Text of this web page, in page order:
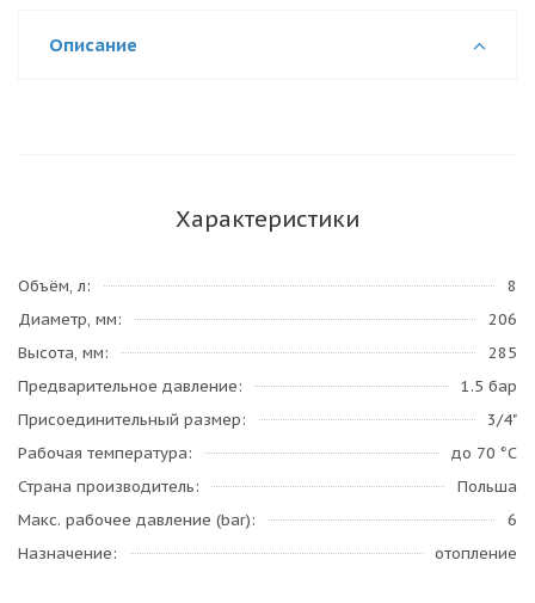
Описание
Характеристики
Объём, л
8
Диаметр, мм
206
Высота, мм
285
Предварительное давление
1.5 бар
Присоединительный размер
3/4"
Рабочая температура
до 70 °C
Страна производитель
Польша
Макс. рабочее давление (bar)
6
Назначение
отопление